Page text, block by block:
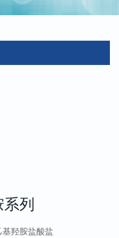
列
基羟胺盐酸盐